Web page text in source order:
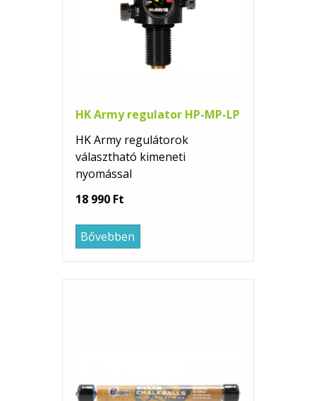
HK Army regulator HP-MP-LP
HK Army regulátorok
választható kimeneti
nyomással
18 990 Ft
Bővebben